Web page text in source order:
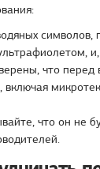
что перед
что он не